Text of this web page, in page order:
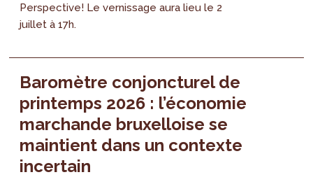
Perspective! Le vernissage aura lieu le 2
juillet à 17h.
Baromètre conjoncturel de
printemps 2026 : l’économie
marchande bruxelloise se
maintient dans un contexte
incertain